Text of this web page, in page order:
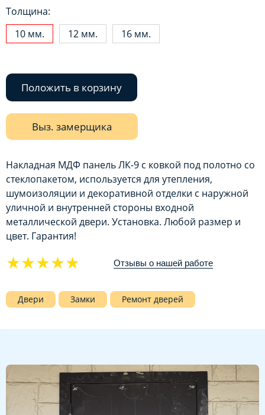
Толщина:
10 мм.
12 мм. 16 мм.
Положить в корзину
Выз. замерщика
Накладная МДФ панель ЛК-9 с ковкой под полотно со
стеклопакетом, используется для утепления,
шумоизоляции и декоративной отделки с наружной
уличной и внутренней стороны входной
металлической двери. Установка. Любой размер и
цвет. Гарантия!
★★★★★ Отзывы о нашей работе
Двери Замки Ремонт дверей